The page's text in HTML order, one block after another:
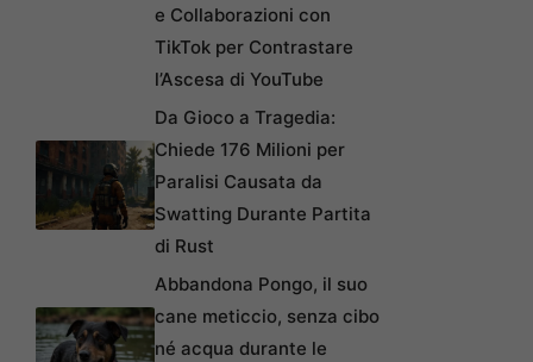
e Collaborazioni con
TikTok per Contrastare
l’Ascesa di YouTube
Da Gioco a Tragedia:
Chiede 176 Milioni per
Paralisi Causata da
Swatting Durante Partita
di Rust
Abbandona Pongo, il suo
cane meticcio, senza cibo
né acqua durante le